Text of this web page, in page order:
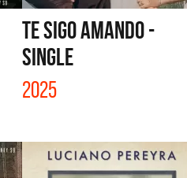
TE SIGO AMANDO -
SINGLE
2025